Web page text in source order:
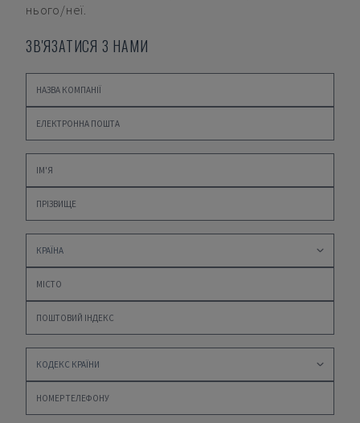
нього/неї.
ЗВ'ЯЗАТИСЯ З НАМИ